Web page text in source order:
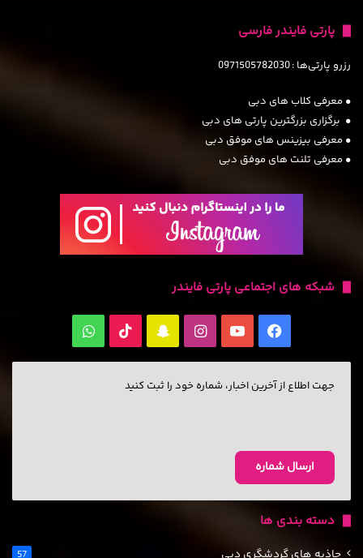
پارتی فایندر فارسی
رزرو پارتی‌ها :0971505782030
• معرفی کلاب های دبی
• برگزاری بزرگترین پارتی های دبی
• معرفی بیزینس های موفق دبی
• معرفی تلنت های موفق دبی
شبکه های اجتماعی پارتی فایندر
جهت اطلاع از آخرین اخبار، شماره خود را ثبت کنید
دسته بندی ها
جاذبه های گردشگری دبی 57